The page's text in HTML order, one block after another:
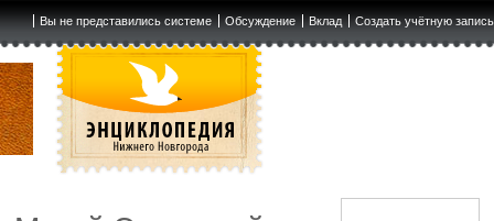
Вы не представились системе Обсуждение Вклад Создать учётную запись